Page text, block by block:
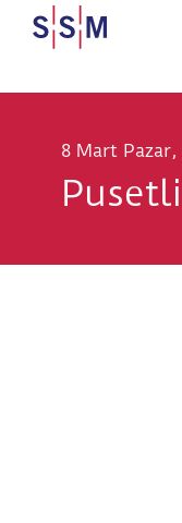
8 Mart Pazar,